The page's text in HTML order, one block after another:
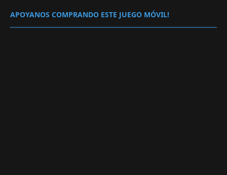
APOYANOS COMPRANDO ESTE JUEGO MÓVIL!